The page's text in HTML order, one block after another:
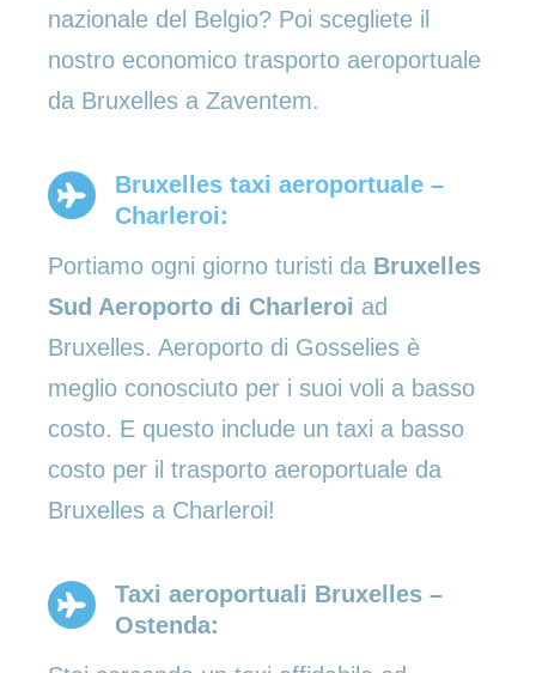
nazionale del Belgio? Poi scegliete il
nostro economico trasporto aeroportuale
da Bruxelles a Zaventem.
Bruxelles taxi aeroportuale –
Charleroi:
Portiamo ogni giorno turisti da Bruxelles
Sud Aeroporto di Charleroi ad
Bruxelles. Aeroporto di Gosselies è
meglio conosciuto per i suoi voli a basso
costo. E questo include un taxi a basso
costo per il trasporto aeroportuale da
Bruxelles a Charleroi!
Taxi aeroportuali Bruxelles –
Ostenda: